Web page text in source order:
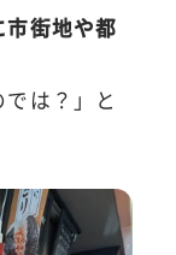
街地や都
は？」と